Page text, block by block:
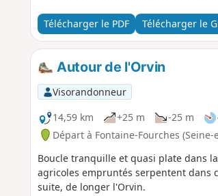
Télécharger le PDF Télécharger le
Autour de l'Orvin
Visorandonneur
14,59 km
+25 m -25 m
Départ à Fontaine-Fourches (Seine-
Boucle tranquille et quasi plate dans
agricoles empruntés serpentent dans
suite, de longer l'Orvin.